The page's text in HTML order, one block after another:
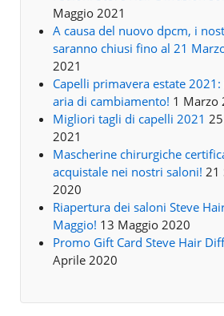
Maggio 2021
A causa del nuovo dpcm, i
saranno chiusi fino al 21
2021
Capelli primavera estate 2021:
aria di cambiamento! 1 Marzo
Migliori tagli di capelli 2021
2021
Mascherine chirurgiche
acquistale nei nostri saloni! 21
2020
Riapertura dei saloni Steve
Maggio! 13 Maggio 2020
Promo Gift Card Steve Hair
Aprile 2020